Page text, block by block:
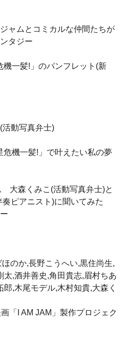
ャムとコミカルな仲間たちが
タジー
機一髪!」のパンフレット(新
動写真弁士)
危機一髪!」で叶えたい私の夢
大森くみこ(活動写真弁士)と
ピアニスト)に聞いてみた
ほのか,長野こうへい,黒住尚生,
太,酒井善史,角田貴志,眉村ちあ
,木尾モデル,木村知貴,大森く
「I AM JAM」製作プロジェク